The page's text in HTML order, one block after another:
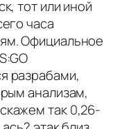
тот или иной
часа
Официальное
разрабами,
анализам,
так 0,26-